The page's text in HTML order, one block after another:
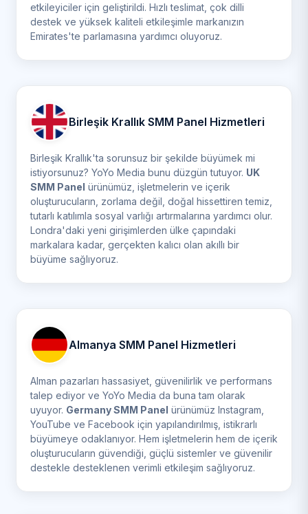
etkileyiciler için geliştirildi. Hızlı teslimat, çok dilli
destek ve yüksek kaliteli etkileşimle markanızın
Emirates'te parlamasına yardımcı oluyoruz.
Birleşik Krallık SMM Panel Hizmetleri
Birleşik Krallık'ta sorunsuz bir şekilde büyümek mi
istiyorsunuz? YoYo Media bunu düzgün tutuyor. UK
SMM Panel ürünümüz, işletmelerin ve içerik
oluşturucuların, zorlama değil, doğal hissettiren temiz,
tutarlı katılımla sosyal varlığı artırmalarına yardımcı olur.
Londra'daki yeni girişimlerden ülke çapındaki
markalara kadar, gerçekten kalıcı olan akıllı bir
büyüme sağlıyoruz.
Almanya SMM Panel Hizmetleri
Alman pazarları hassasiyet, güvenilirlik ve performans
talep ediyor ve YoYo Media da buna tam olarak
uyuyor. Germany SMM Panel ürünümüz Instagram,
YouTube ve Facebook için yapılandırılmış, istikrarlı
büyümeye odaklanıyor. Hem işletmelerin hem de içerik
oluşturucuların güvendiği, güçlü sistemler ve güvenilir
destekle desteklenen verimli etkileşim sağlıyoruz.